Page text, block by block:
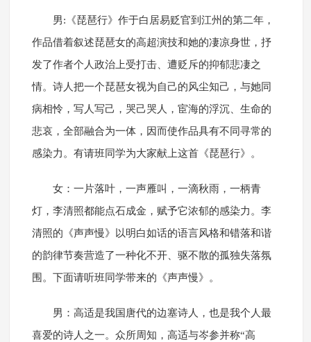
男:《琵琶行》作于白居易贬官到江州的第二年，
作品借着叙述琵琶女的高超演技和她的凄凉身世，抒
发了作者个人政治上受打击、遭贬斥的抑郁悲凄之
情。诗人把一个琵琶女视为自己的风尘知己，与她同
病相怜，写人写己，哭己哭人，宦海的浮沉、生命的
悲哀，全部融合为一体，因而使作品具有不同寻常的
感染力。有请班同学为大家献上这首《琵琶行》。
女：一片落叶，一声雁叫，一滴秋雨，一柄青
灯，李清照都能点石成金，赋予它浓郁的感染力。李
清照的《声声慢》以明白如话的语言风格和错落和谐
的韵律节奏营造了一种化不开、驱不散的孤独失落氛
围。下面请听班同学带来的《声声慢》。
男：高适是我国唐代的边塞诗人，也是我个人最
喜爱的诗人之一。众所周知，高适与岑参并称“高